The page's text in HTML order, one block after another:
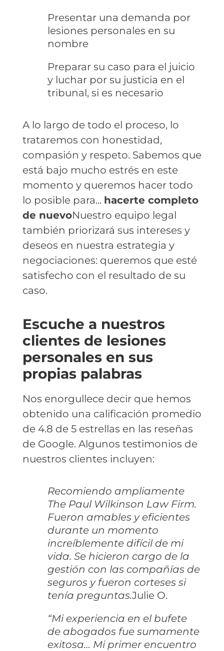
Presentar una demanda por
lesiones personales en su
nombre
Preparar su caso para el juicio
y luchar por su justicia en el
tribunal, si es necesario
A lo largo de todo el proceso, lo
trataremos con honestidad,
compasión y respeto. Sabemos que
está bajo mucho estrés en este
momento y queremos hacer todo
lo posible para... hacerte completo
de nuevoNuestro equipo legal
también priorizará sus intereses y
deseos en nuestra estrategia y
negociaciones: queremos que esté
satisfecho con el resultado de su
caso.
Escuche a nuestros
clientes de lesiones
personales en sus
propias palabras
Nos enorgullece decir que hemos
obtenido una calificación promedio
de 4.8 de 5 estrellas en las reseñas
de Google. Algunos testimonios de
nuestros clientes incluyen:
Recomiendo ampliamente
The Paul Wilkinson Law Firm.
Fueron amables y eficientes
durante un momento
increíblemente difícil de mi
vida. Se hicieron cargo de la
gestión con las compañías de
seguros y fueron corteses si
tenía preguntas.Julie O.
“Mi experiencia en el bufete
de abogados fue sumamente
exitosa… Mi primer encuentro